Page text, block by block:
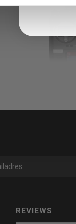
REVIEWS